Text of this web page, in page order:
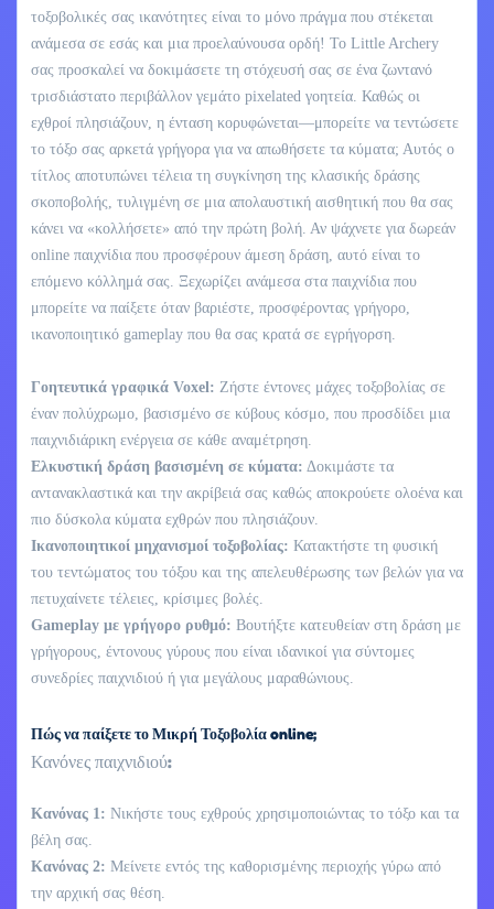
τοξοβολικές σας ικανότητες είναι το μόνο πράγμα που στέκεται
ανάμεσα σε εσάς και μια προελαύνουσα ορδή! Το Little Archery
σας προσκαλεί να δοκιμάσετε τη στόχευσή σας σε ένα ζωντανό
τρισδιάστατο περιβάλλον γεμάτο pixelated γοητεία. Καθώς οι
εχθροί πλησιάζουν, η ένταση κορυφώνεται—μπορείτε να τεντώσετε
το τόξο σας αρκετά γρήγορα για να απωθήσετε τα κύματα; Αυτός ο
τίτλος αποτυπώνει τέλεια τη συγκίνηση της κλασικής δράσης
σκοποβολής, τυλιγμένη σε μια απολαυστική αισθητική που θα σας
κάνει να «κολλήσετε» από την πρώτη βολή. Αν ψάχνετε για δωρεάν
online παιχνίδια που προσφέρουν άμεση δράση, αυτό είναι το
επόμενο κόλλημά σας. Ξεχωρίζει ανάμεσα στα παιχνίδια που
μπορείτε να παίξετε όταν βαριέστε, προσφέροντας γρήγορο,
ικανοποιητικό gameplay που θα σας κρατά σε εγρήγορση.
Γοητευτικά γραφικά Voxel: Ζήστε έντονες μάχες τοξοβολίας σε
έναν πολύχρωμο, βασισμένο σε κύβους κόσμο, που προσδίδει μια
παιχνιδιάρικη ενέργεια σε κάθε αναμέτρηση.
Ελκυστική δράση βασισμένη σε κύματα: Δοκιμάστε τα
αντανακλαστικά και την ακρίβειά σας καθώς αποκρούετε ολοένα και
πιο δύσκολα κύματα εχθρών που πλησιάζουν.
Ικανοποιητικοί μηχανισμοί τοξοβολίας: Κατακτήστε τη φυσική
του τεντώματος του τόξου και της απελευθέρωσης των βελών για να
πετυχαίνετε τέλειες, κρίσιμες βολές.
Gameplay με γρήγορο ρυθμό: Βουτήξτε κατευθείαν στη δράση με
γρήγορους, έντονους γύρους που είναι ιδανικοί για σύντομες
συνεδρίες παιχνιδιού ή για μεγάλους μαραθώνιους.
Πώς να παίξετε το Μικρή Τοξοβολία online;
Κανόνες παιχνιδιού:
Κανόνας 1: Νικήστε τους εχθρούς χρησιμοποιώντας το τόξο και τα
βέλη σας.
Κανόνας 2: Μείνετε εντός της καθορισμένης περιοχής γύρω από
την αρχική σας θέση.